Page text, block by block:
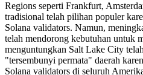
Regions seperti Frankfurt,
tradisional telah pilihan populer
Solana validators. Namun,
telah mendorong kebutuhan untuk
menguntungkan Salt Lake City
"tersembunyi permata" daerah
Solana validators di seluruh